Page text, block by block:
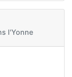
l'Yonne